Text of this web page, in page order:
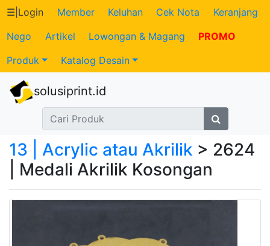
Katalog
Produk
Petugas
Riwayat
Transaksi
Tagihan
☰ Login Member Keluhan Cek Nota
Keranjang
Nego
Artikel Lowongan & Magang
PROMO
Produk
Katalog Desain
solusiprint.id
13 | Acrylic atau Akrilik > 2624
| Medali Akrilik Kosongan